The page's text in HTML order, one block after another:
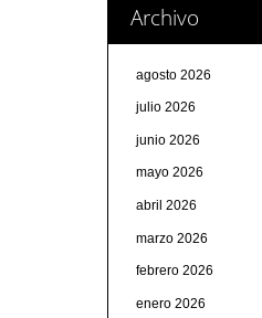
Archivo
agosto 2026
julio 2026
junio 2026
mayo 2026
abril 2026
marzo 2026
febrero 2026
enero 2026